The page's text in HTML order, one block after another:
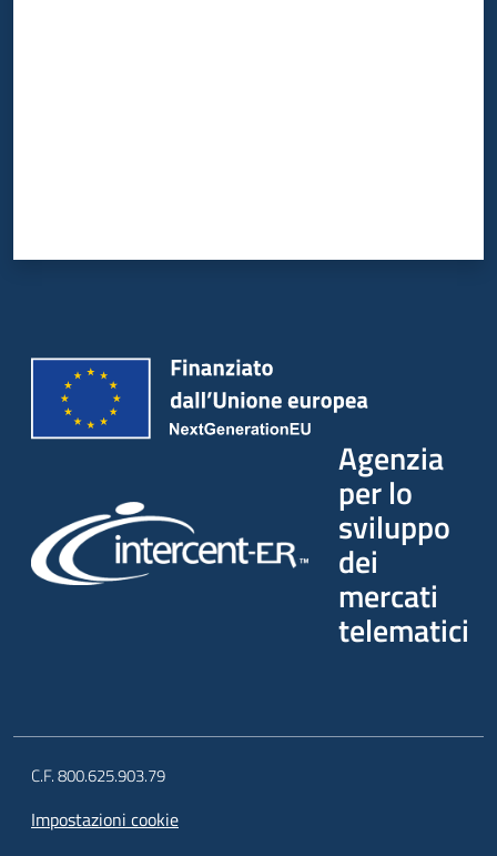
Agenzia
per lo
sviluppo
dei
mercati
telematici
C.F. 800.625.903.79
Impostazioni cookie